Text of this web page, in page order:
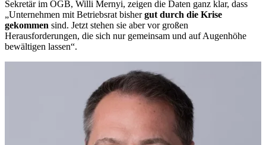
Sekretär im ÖGB, Willi Mernyi, zeigen die Daten ganz klar, dass
„Unternehmen mit Betriebsrat bishergut durch die Krise
gekommen sind. Jetzt stehen sie aber vor großen
Herausforderungen, die sich nur gemeinsam und auf Augenhöhe
bewältigen lassen“.